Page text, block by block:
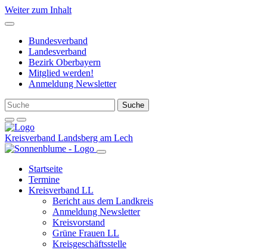
Weiter zum Inhalt
Bundesverband
Landesverband
Bezirk Oberbayern
Mitglied werden!
Anmeldung Newsletter
Kreisverband Landsberg am Lech
Startseite
Termine
Kreisverband LL
Bericht aus dem Landkreis
Anmeldung Newsletter
Kreisvorstand
Grüne Frauen LL
Kreisgeschäftsstelle